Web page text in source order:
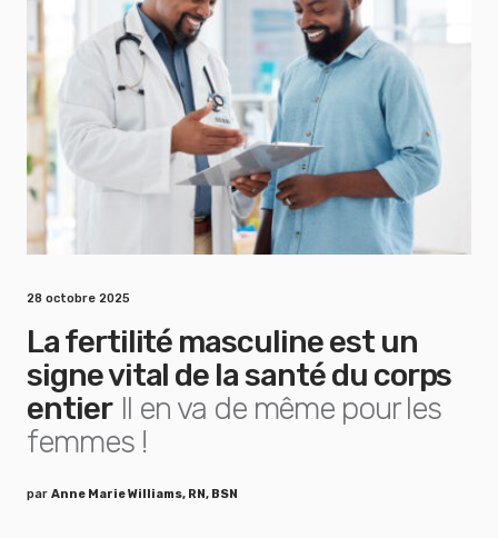
28 octobre 2025
La fertilité masculine est un
signe vital de la santé du corps
entier Il en va de même pour les
femmes !
par Anne Marie Williams, RN, BSN